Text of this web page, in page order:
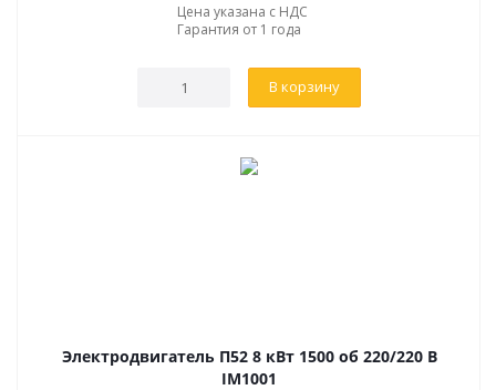
Цена указана с НДС
Гарантия от 1 года
В корзину
Электродвигатель П52 8 кВт 1500 об 220/220 В
IM1001